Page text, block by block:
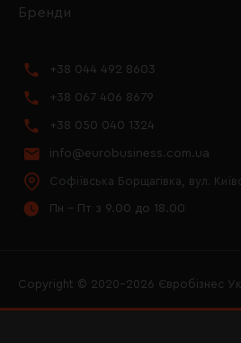
Бренди
+38 044 492 8603
+38 067 406 8679
+38 050 040 1324
info@eurobusiness.com.ua
Софіївська Борщагівка, вул.
Пн - Пт з 9.00 до 18.00
Copyright © 2020–2026 Євробізнес